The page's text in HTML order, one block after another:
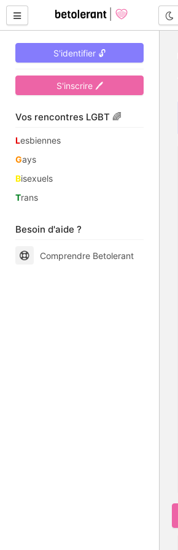
S'identifier 🔓
S'inscrire 🖊
Vos rencontres LGBT 🌈
Lesbiennes
Gays
Bisexuels
Trans
Besoin d'aide ?
Comprendre Betolerant